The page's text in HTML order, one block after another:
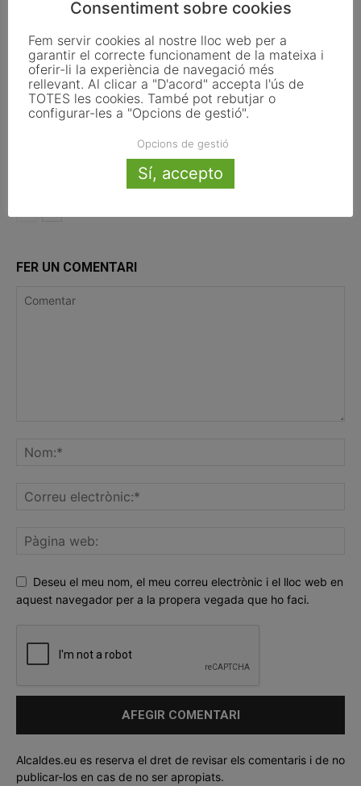
Les Cabanyes
FER UN COMENTARI
Deseu el meu nom, el meu correu electrònic i el lloc web en
aquest navegador per a la propera vegada que ho faci.
Alcaldes.eu es reserva el dret de revisar els comentaris i de no
publicar-los en cas de no ser apropiats.
Consentiment sobre cookies
Fem servir cookies al nostre lloc web per a
garantir el correcte funcionament de la mateixa i
oferir-li la experiència de navegació més
rellevant. Al clicar a "D'acord" accepta l'ús de
TOTES les cookies. També pot rebutjar o
configurar-les a "Opcions de gestió".
Opcions de gestió
Sí, accepto